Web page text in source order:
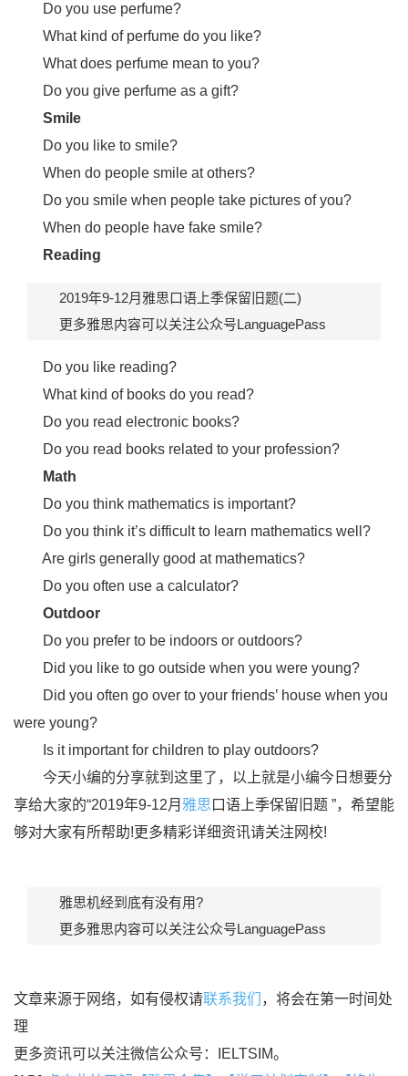
Do you use perfume?
What kind of perfume do you like?
What does perfume mean to you?
Do you give perfume as a gift?
Smile
Do you like to smile?
When do people smile at others?
Do you smile when people take pictures of you?
When do people have fake smile?
Reading
2019年9-12月雅思口语上季保留旧题(二)
更多雅思内容可以关注公众号LanguagePass
Do you like reading?
What kind of books do you read?
Do you read electronic books?
Do you read books related to your profession?
Math
Do you think mathematics is important?
Do you think it’s difficult to learn mathematics well?
Are girls generally good at mathematics?
Do you often use a calculator?
Outdoor
Do you prefer to be indoors or outdoors?
Did you like to go outside when you were young?
Did you often go over to your friends’ house when you
were young?
Is it important for children to play outdoors?
今天小编的分享就到这里了，以上就是小编今日想要分
享给大家的“2019年9-12月 雅思 口语上季保留旧题 ”，希望能
够对大家有所帮助!更多精彩详细资讯请关注网校!
雅思机经到底有没有用?
更多雅思内容可以关注公众号LanguagePass
文章来源于网络，如有侵权请联系我们 ，将会在第一时间处
理
更多资讯可以关注微信公众号：IELTSIM。